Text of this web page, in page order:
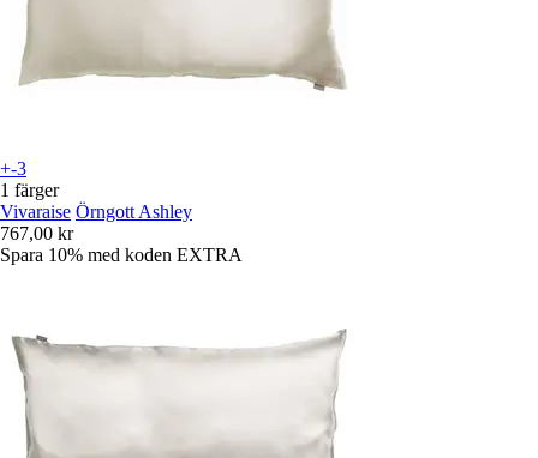
+-3
1 färger
Vivaraise Örngott Ashley
767,00 kr
Spara 10% med koden EXTRA